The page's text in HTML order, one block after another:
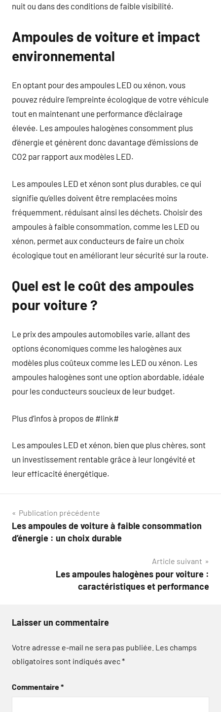
nuit ou dans des conditions de faible visibilité.
Ampoules de voiture et impact
environnemental
En optant pour des ampoules LED ou xénon, vous
pouvez réduire l’empreinte écologique de votre véhicule
tout en maintenant une performance d’éclairage
élevée. Les ampoules halogènes consomment plus
d’énergie et génèrent donc davantage d’émissions de
CO2 par rapport aux modèles LED.
Les ampoules LED et xénon sont plus durables, ce qui
signifie qu’elles doivent être remplacées moins
fréquemment, réduisant ainsi les déchets. Choisir des
ampoules à faible consommation, comme les LED ou
xénon, permet aux conducteurs de faire un choix
écologique tout en améliorant leur sécurité sur la route.
Quel est le coût des ampoules
pour voiture ?
Le prix des ampoules automobiles varie, allant des
options économiques comme les halogènes aux
modèles plus coûteux comme les LED ou xénon. Les
ampoules halogènes sont une option abordable, idéale
pour les conducteurs soucieux de leur budget.
Plus d’infos à propos de #link#
Les ampoules LED et xénon, bien que plus chères, sont
un investissement rentable grâce à leur longévité et
leur efficacité énergétique.
Navigation
de
Publication précédente
Les ampoules de voiture à faible consommation
d’énergie : un choix durable
Article suivant
Les ampoules halogènes pour voiture :
caractéristiques et performance
Laisser un commentaire
Votre adresse e-mail ne sera pas publiée. Les champs
obligatoires sont indiqués avec*
Commentaire*